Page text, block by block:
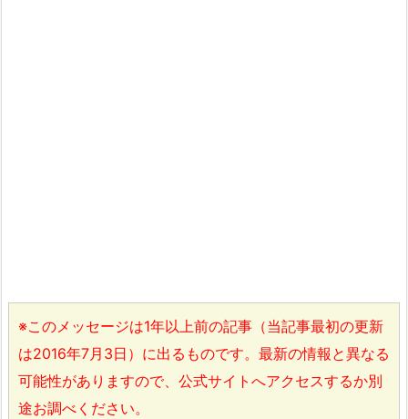
※このメッセージは1年以上前の記事（当記事最初の更新
は2016年7月3日）に出るものです。最新の情報と異なる
可能性がありますので、公式サイトへアクセスするか別
途お調べください。